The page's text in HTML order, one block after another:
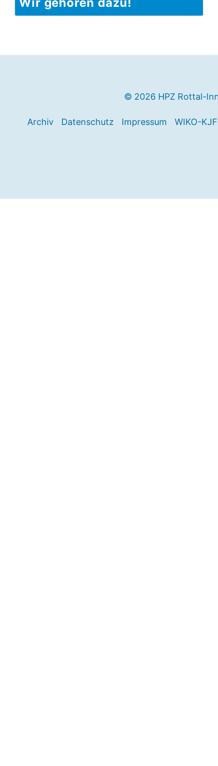
Wir gehören dazu!
© 2026 HPZ Rottal-
Archiv Datenschutz Impressum WIKO-KJF